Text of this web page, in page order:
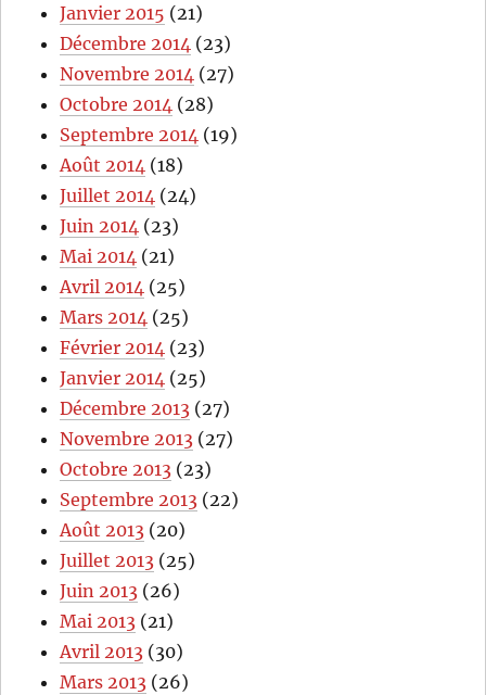
Janvier 2015 (21)
Décembre 2014 (23)
Novembre 2014 (27)
Octobre 2014 (28)
Septembre 2014 (19)
Août 2014 (18)
Juillet 2014 (24)
Juin 2014 (23)
Mai 2014 (21)
Avril 2014 (25)
Mars 2014 (25)
Février 2014 (23)
Janvier 2014 (25)
Décembre 2013 (27)
Novembre 2013 (27)
Octobre 2013 (23)
Septembre 2013 (22)
Août 2013 (20)
Juillet 2013 (25)
Juin 2013 (26)
Mai 2013 (21)
Avril 2013 (30)
Mars 2013 (26)